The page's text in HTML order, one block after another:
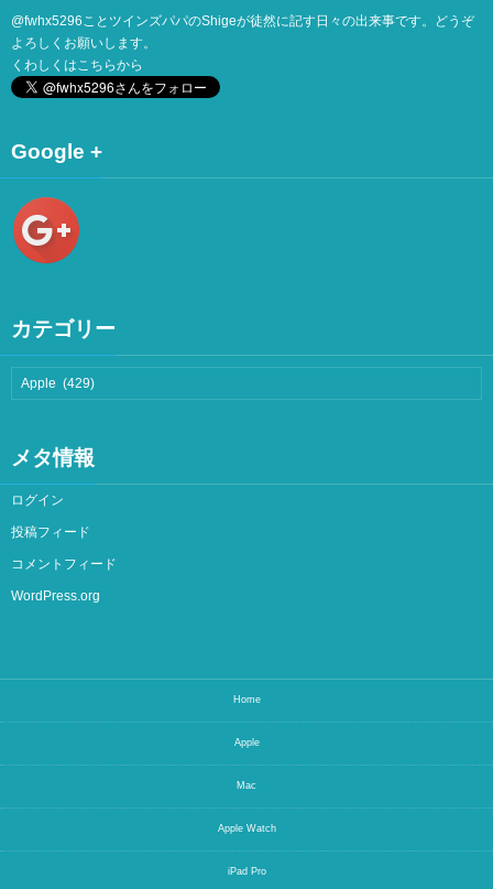
@fwhx5296ことツインズパパのShigeが徒然に記す日々の出来事です。どうぞ
よろしくお願いします。
くわしくはこちらから
Google +
カテゴリー
メタ情報
ログイン
投稿フィード
コメントフィード
WordPress.org
Home
Apple
Mac
Apple Watch
iPad Pro